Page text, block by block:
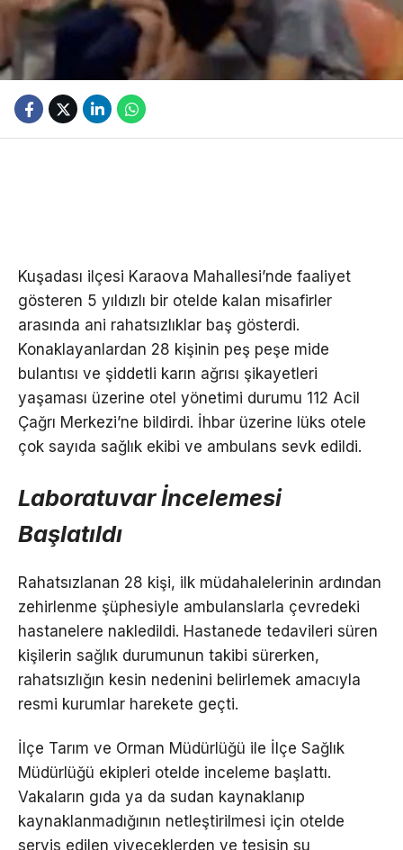
Kuşadası ilçesi Karaova Mahallesi’nde faaliyet
gösteren 5 yıldızlı bir otelde kalan misafirler
arasında ani rahatsızlıklar baş gösterdi.
Konaklayanlardan 28 kişinin peş peşe mide
bulantısı ve şiddetli karın ağrısı şikayetleri
yaşaması üzerine otel yönetimi durumu 112 Acil
Çağrı Merkezi’ne bildirdi. İhbar üzerine lüks otele
çok sayıda sağlık ekibi ve ambulans sevk edildi.
Laboratuvar İncelemesi
Başlatıldı
Rahatsızlanan 28 kişi, ilk müdahalelerinin ardından
zehirlenme şüphesiyle ambulanslarla çevredeki
hastanelere nakledildi. Hastanede tedavileri süren
kişilerin sağlık durumunun takibi sürerken,
rahatsızlığın kesin nedenini belirlemek amacıyla
resmi kurumlar harekete geçti.
İlçe Tarım ve Orman Müdürlüğü ile İlçe Sağlık
Müdürlüğü ekipleri otelde inceleme başlattı.
Vakaların gıda ya da sudan kaynaklanıp
kaynaklanmadığının netleştirilmesi için otelde
servis edilen yiyeceklerden ve tesisin su